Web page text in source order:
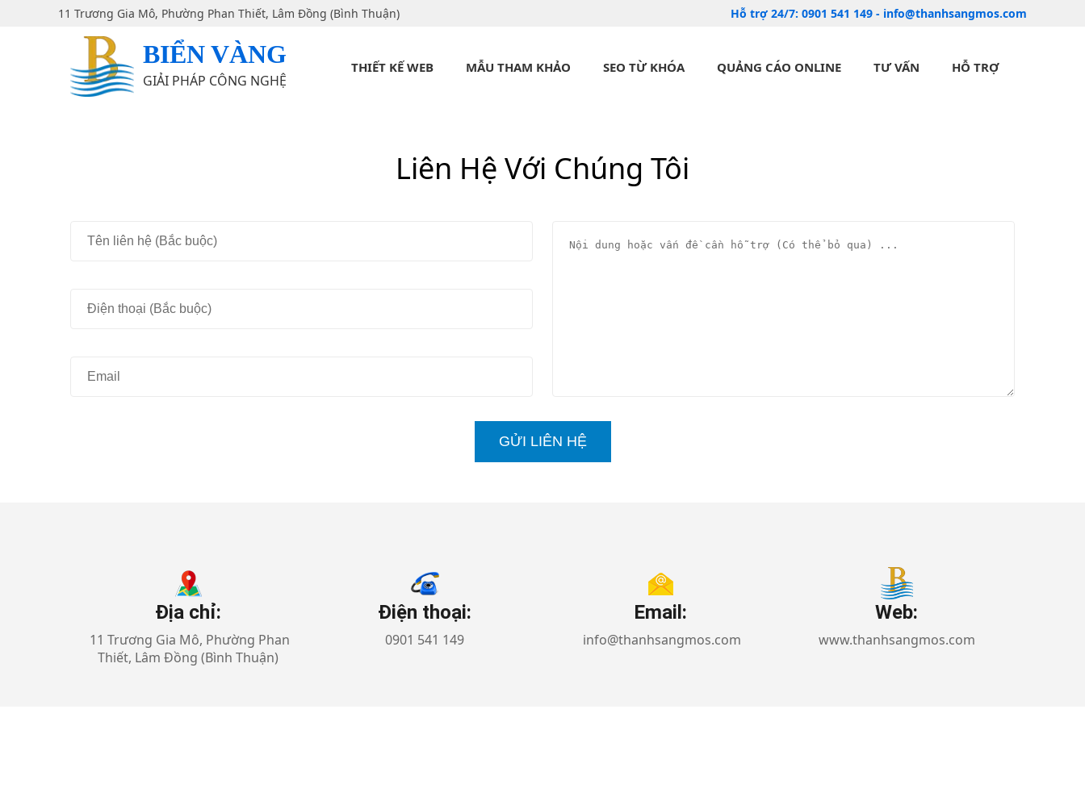
11 Trương Gia Mô, Phường Phan Thiết, Lâm Đồng (Bình Thuận) Hỗ trợ 24/7: 0901 541 149 - info@thanhsangmos.com
BIỂN VÀNG
GIẢI PHÁP CÔNG NGHỆ
THIẾT KẾ WEB MẪU THAM KHẢO SEO TỪ KHÓA QUẢNG CÁO ONLINE TƯ VẤN HỖ TRỢ
Liên Hệ Với Chúng Tôi
GỬI LIÊN HỆ
Địa chỉ:
11 Trương Gia Mô, Phường Phan
Thiết, Lâm Đồng (Bình Thuận)
Điện thoại:
0901 541 149
Email:
info@thanhsangmos.com
Web:
www.thanhsangmos.com